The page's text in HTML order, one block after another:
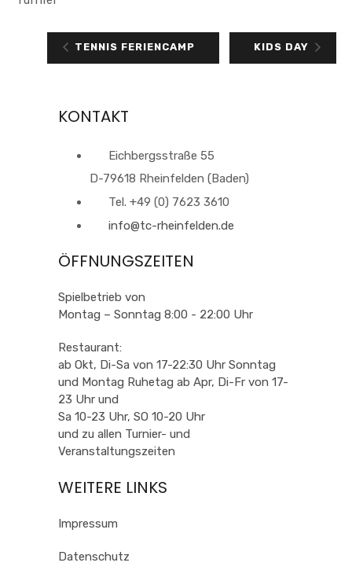
TENNIS FERIENCAMP KIDS DAY
KONTAKT
Eichbergsstraße 55
D-79618 Rheinfelden (Baden)
Tel. +49 (0) 7623 3610
info@tc-rheinfelden.de
ÖFFNUNGSZEITEN
Spielbetrieb von
Montag – Sonntag 8:00 - 22:00 Uhr
Restaurant:
ab Okt, Di-Sa von 17-22:30 Uhr Sonntag
und Montag Ruhetag ab Apr, Di-Fr von 17-
23 Uhr und
Sa 10-23 Uhr, SO 10-20 Uhr
und zu allen Turnier- und
Veranstaltungszeiten
WEITERE LINKS
Impressum
Datenschutz